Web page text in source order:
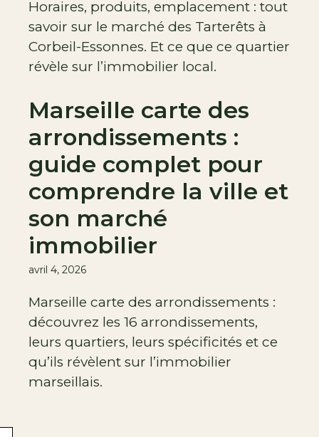
Horaires, produits, emplacement : tout
savoir sur le marché des Tarterêts à
Corbeil-Essonnes. Et ce que ce quartier
révèle sur l’immobilier local.
Marseille carte des
arrondissements :
guide complet pour
comprendre la ville et
son marché
immobilier
avril 4, 2026
Marseille carte des arrondissements :
découvrez les 16 arrondissements,
leurs quartiers, leurs spécificités et ce
qu’ils révèlent sur l’immobilier
marseillais.